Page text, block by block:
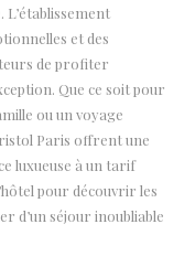
et des
de profiter
Que ce soit pour
ou un voyage
Paris offrent une
luxueuse à un tarif
pour découvrir les
d’un séjour inoubliable